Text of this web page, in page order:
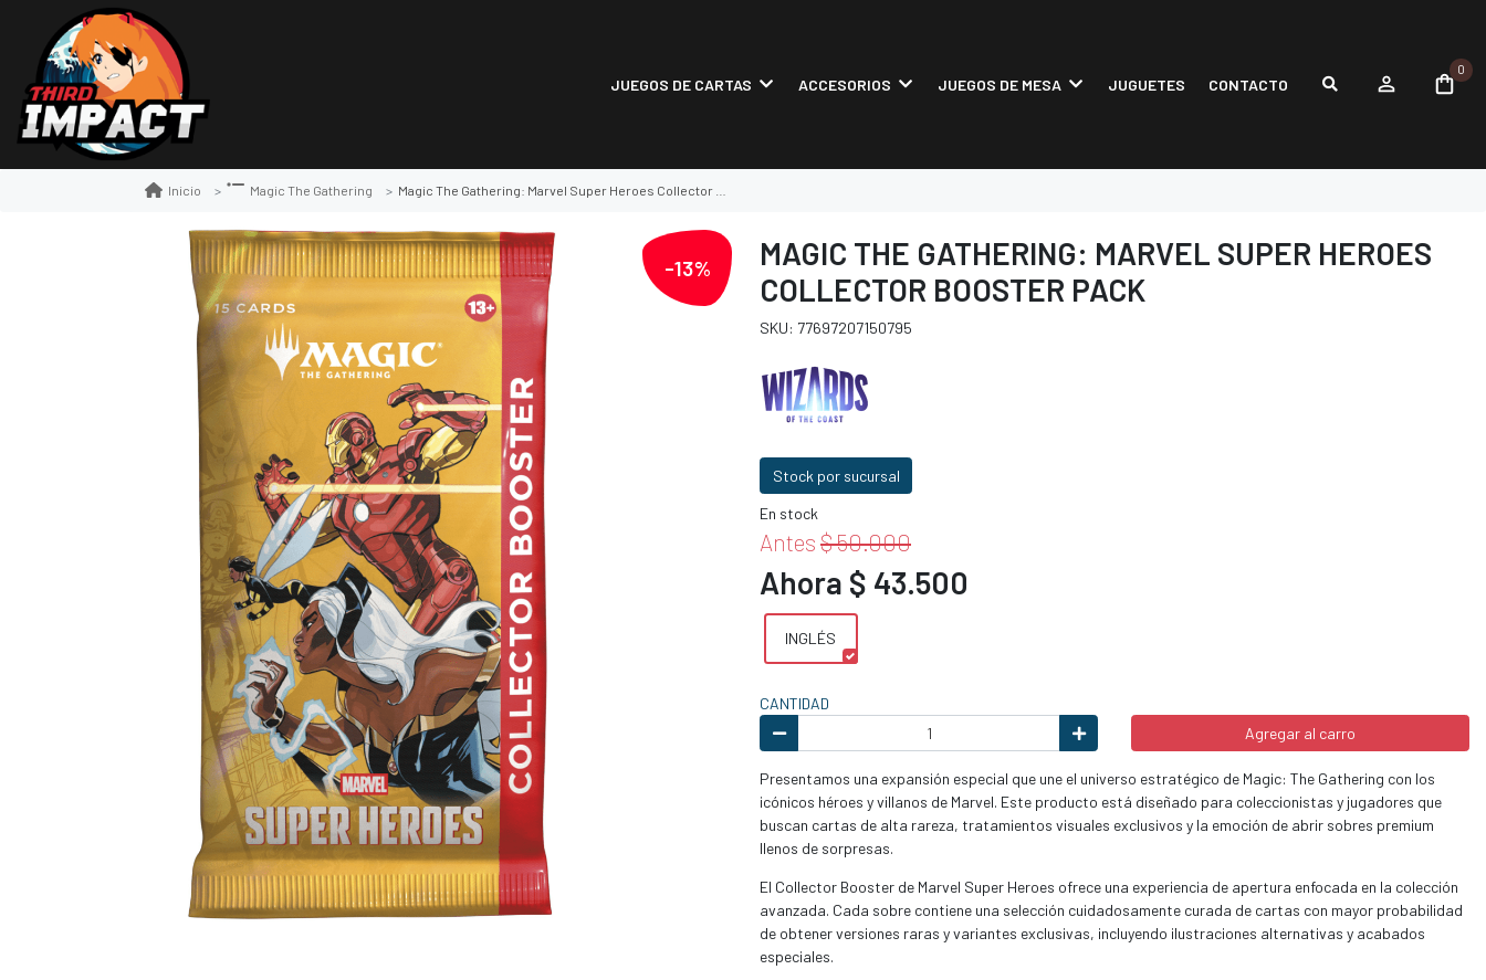
JUEGOS DE CARTAS ACCESORIOS JUEGOS DE MESA JUGUETES CONTACTO
0
Inicio Magic The Gathering Magic The Gathering: Marvel Super Heroes Collector Booster Pack
-13%
MAGIC THE GATHERING: MARVEL SUPER HEROES
COLLECTOR BOOSTER PACK
SKU: 77697207150795
Stock por sucursal
En stock
Antes $ 50.000
Ahora $ 43.500
INGLÉS
CANTIDAD
Agregar al carro
Presentamos una expansión especial que une el universo estratégico de Magic: The Gathering con los
icónicos héroes y villanos de Marvel. Este producto está diseñado para coleccionistas y jugadores que
buscan cartas de alta rareza, tratamientos visuales exclusivos y la emoción de abrir sobres premium
llenos de sorpresas.
El Collector Booster de Marvel Super Heroes ofrece una experiencia de apertura enfocada en la colección
avanzada. Cada sobre contiene una selección cuidadosamente curada de cartas con mayor probabilidad
de obtener versiones raras y variantes exclusivas, incluyendo ilustraciones alternativas y acabados
especiales.